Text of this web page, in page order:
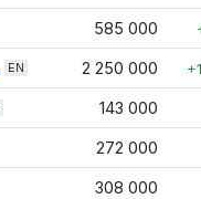
585 000
EN 2 250 000
143 000
272 000
308 000